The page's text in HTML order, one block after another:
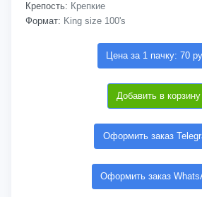
Крепость: Крепкие
Формат: King size 100's
Цена за 1 пачку: 70
Добавить в корзину
Оформить заказ
Оформить заказ